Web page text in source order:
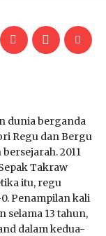
dunia berganda
Regu dan Bergu
2011
Takraw
itu, regu
Penampilan kali
selama 13 tahun,
dalam kedua-